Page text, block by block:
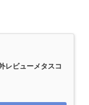
レビューメタスコ